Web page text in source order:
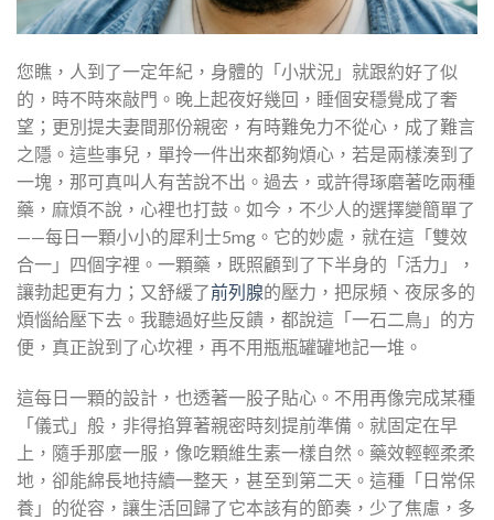
您瞧，人到了一定年紀，身體的「小狀況」就跟約好了似
的，時不時來敲門。晚上起夜好幾回，睡個安穩覺成了奢
望；更別提夫妻間那份親密，有時難免力不從心，成了難言
之隱。這些事兒，單拎一件出來都夠煩心，若是兩樣湊到了
一塊，那可真叫人有苦說不出。過去，或許得琢磨著吃兩種
藥，麻煩不說，心裡也打鼓。如今，不少人的選擇變簡單了
——每日一顆小小的犀利士5mg。它的妙處，就在這「雙效
合一」四個字裡。一顆藥，既照顧到了下半身的「活力」，
讓勃起更有力；又舒緩了前列腺的壓力，把尿頻、夜尿多的
煩惱給壓下去。我聽過好些反饋，都說這「一石二鳥」的方
便，真正說到了心坎裡，再不用瓶瓶罐罐地記一堆。
這每日一顆的設計，也透著一股子貼心。不用再像完成某種
「儀式」般，非得掐算著親密時刻提前準備。就固定在早
上，隨手那麼一服，像吃顆維生素一樣自然。藥效輕輕柔柔
地，卻能綿長地持續一整天，甚至到第二天。這種「日常保
養」的從容，讓生活回歸了它本該有的節奏，少了焦慮，多